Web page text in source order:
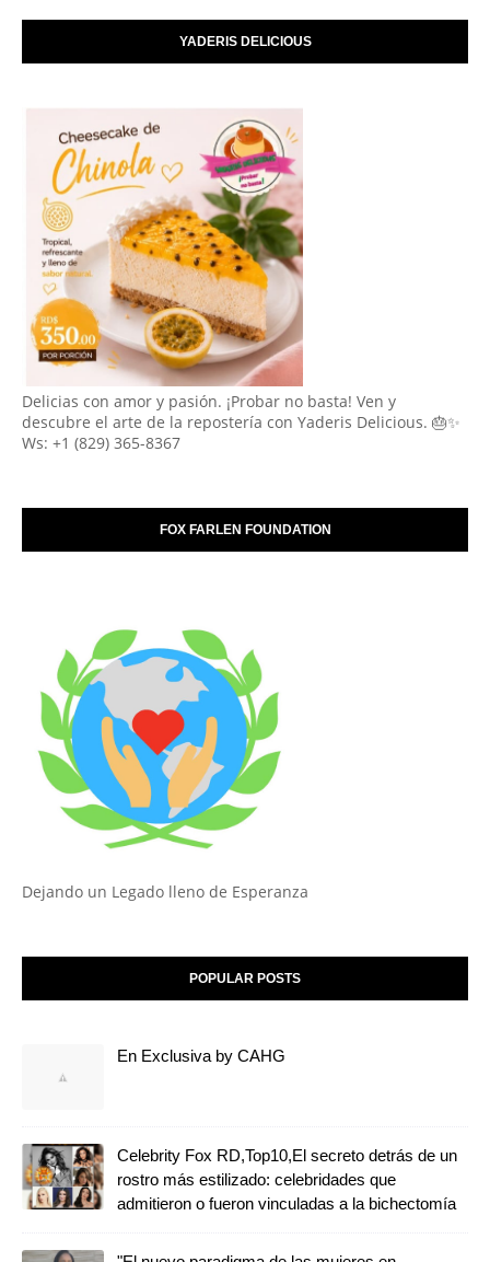
YADERIS DELICIOUS
Delicias con amor y pasión. ¡Probar no basta! Ven y
descubre el arte de la repostería con Yaderis Delicious. 🎂✨
Ws: +1 (829) 365-8367
FOX FARLEN FOUNDATION
Dejando un Legado lleno de Esperanza
POPULAR POSTS
En Exclusiva by CAHG
Celebrity Fox RD,Top10,El secreto detrás de un
rostro más estilizado: celebridades que
admitieron o fueron vinculadas a la bichectomía